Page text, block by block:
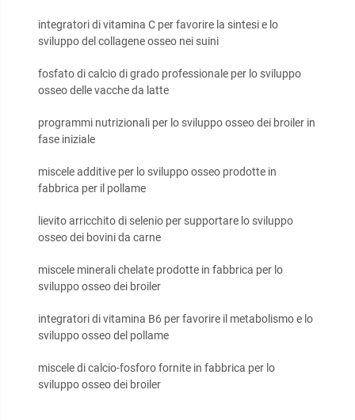
integratori di vitamina C per favorire la sintesi e lo
sviluppo del collagene osseo nei suini
fosfato di calcio di grado professionale per lo sviluppo
osseo delle vacche da latte
programmi nutrizionali per lo sviluppo osseo dei broiler in
fase iniziale
miscele additive per lo sviluppo osseo prodotte in
fabbrica per il pollame
lievito arricchito di selenio per supportare lo sviluppo
osseo dei bovini da carne
miscele minerali chelate prodotte in fabbrica per lo
sviluppo osseo dei broiler
integratori di vitamina B6 per favorire il metabolismo e lo
sviluppo osseo del pollame
miscele di calcio-fosforo fornite in fabbrica per lo
sviluppo osseo dei broiler